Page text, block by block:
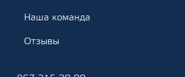
Наша команда
Отзывы